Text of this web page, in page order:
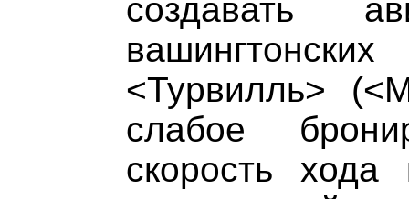
создавать
<Турвилль>
слабое
скорость